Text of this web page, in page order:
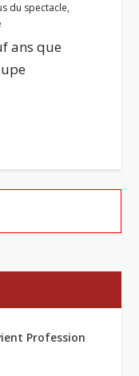
du spectacle,
ans que
Profession